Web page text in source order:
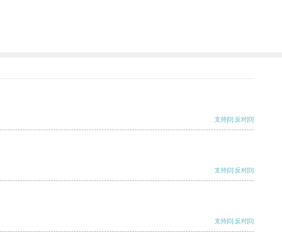
支持[0] 反对[0]
支持[0] 反对[0]
支持[0] 反对[0]